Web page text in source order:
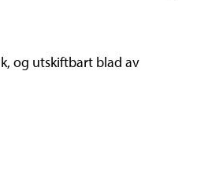
og utskiftbart blad av